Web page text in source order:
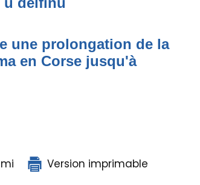
une prolongation de la
en Corse jusqu'à
Version imprimable